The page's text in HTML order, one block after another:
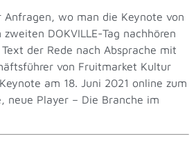
wo man die Keynote von
DOKVILLE-Tag nachhören
der Rede nach Absprache mit
von Fruitmarket Kultur
am 18. Juni 2021 online zum
neue Player – Die Branche im